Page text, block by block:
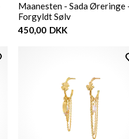
Maanesten - Sada Øreringe
Forgyldt Sølv
450,00 DKK